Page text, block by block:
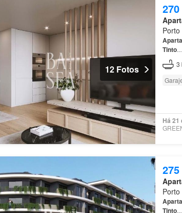
12 Fotos
Porto
Tinto…
3
Há 21
Porto
Tinto…